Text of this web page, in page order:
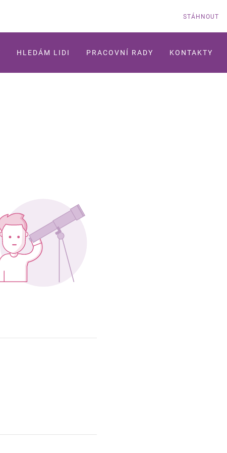
STÁHNOUT
HLEDÁM LIDI PRACOVNÍ RADY KONTAKTY